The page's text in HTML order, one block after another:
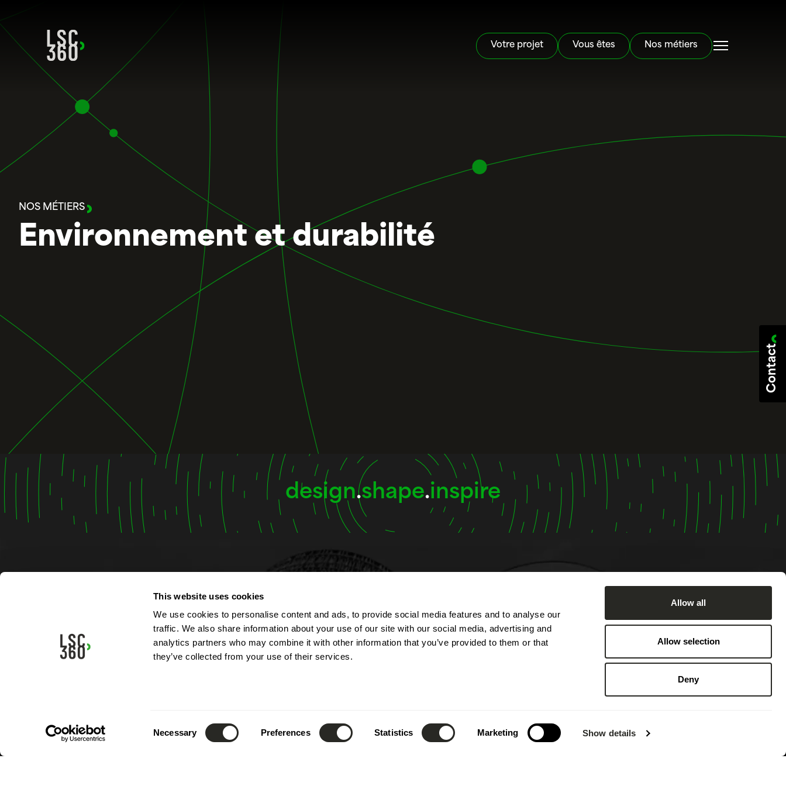
This website uses cookies
We use cookies to personalise content and ads, to provide social media features and to analyse our
traffic. We also share information about your use of our site with our social media, advertising and
analytics partners who may combine it with other information that you’ve provided to them or that
they’ve collected from your use of their services.
Necessary Preferences Statistics Marketing Show details
Allow all
Allow selection
Deny
Votre projet Vous êtes Nos métiers
Contact
NOS MÉTIERS
Environnement et durabilité
design.shape.inspire
Contact
4, rue Albert Simon
L-5315 Contern
Luxembourg
L'entreprise est ouverte du lundi
au vendredi de 7h00 à 17h00.
jours fériés et période de congé
annuel.